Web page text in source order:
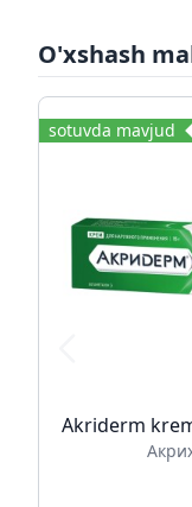
O'xshash
sotuvda mavjud
Akriderm